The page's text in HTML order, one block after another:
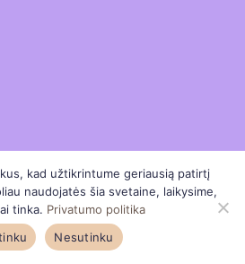
kad užtikrintume geriausią patirtį
naudojatės šia svetaine, laikysime,
tinka. Privatumo politika
Nesutinku